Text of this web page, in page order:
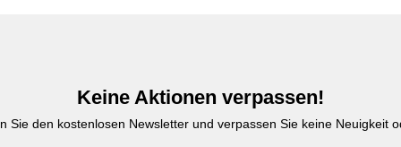
Keine Aktionen verpassen!
Sie den kostenlosen Newsletter und verpassen Sie keine Neuigkeit